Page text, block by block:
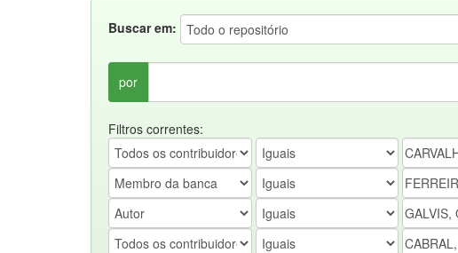
Buscar em:
por
Filtros correntes: